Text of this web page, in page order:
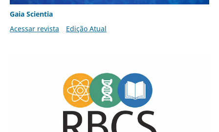
Gaia Scientia
Acessar revista
Edição Atual